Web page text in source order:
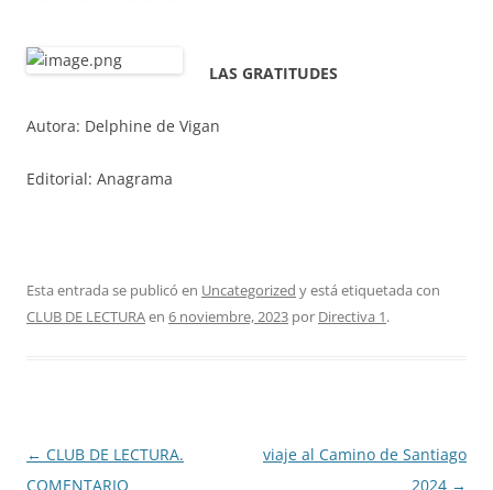
LAS GRATITUDES
Autora: Delphine de Vigan
Editorial: Anagrama
Esta entrada se publicó en Uncategorized y está etiquetada con
CLUB DE LECTURAen 6 noviembre, 2023 por Directiva 1.
Navegación
de
← CLUB DE LECTURA.
COMENTARIO
viaje al Camino de Santiago
2024 →